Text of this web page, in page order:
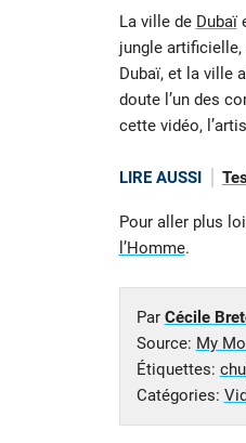
La ville de Dubaï
jungle
Dubaï, et la ville
doute l’un des
cette vidéo,
LIRE AUSSI
Pour aller plus
l’Homme.
Par Cécile
Source: My
Étiquettes:
Catégories: